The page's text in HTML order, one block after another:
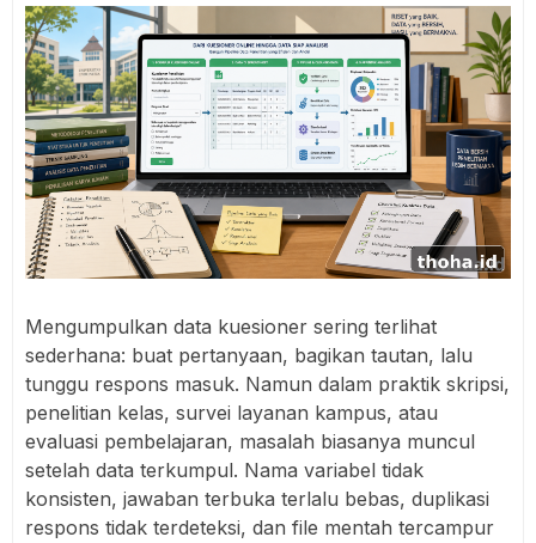
Mengumpulkan data kuesioner sering terlihat
sederhana: buat pertanyaan, bagikan tautan, lalu
tunggu respons masuk. Namun dalam praktik skripsi,
penelitian kelas, survei layanan kampus, atau
evaluasi pembelajaran, masalah biasanya muncul
setelah data terkumpul. Nama variabel tidak
konsisten, jawaban terbuka terlalu bebas, duplikasi
respons tidak terdeteksi, dan file mentah tercampur